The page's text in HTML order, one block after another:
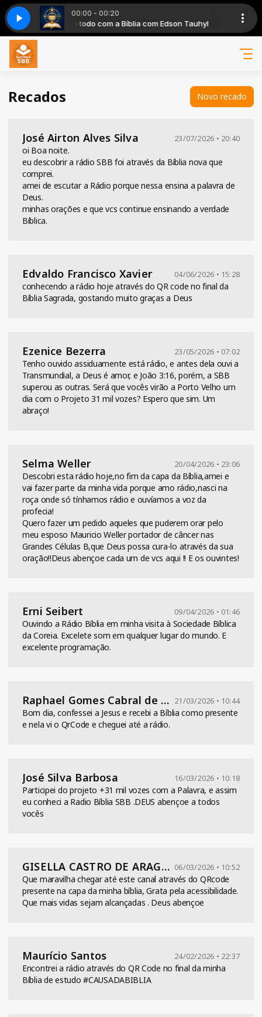
00:00 - 00:20
O ano todo com a Bíblia com Edson Tauhyl O ano todo
PROGRAMA O ANO TODO COM A BIBLIA
Recados Novo recado
José Airton Alves Silva 23/07/2026 • 20:40
oi Boa noite.
eu descobrir a rádio SBB foi através da Bíblia nova que
comprei.
amei de escutar a Rádio porque nessa ensina a palavra de
Deus.
minhas orações e que vcs continue ensinando a verdade
Bíblica.
Edvaldo Francisco Xavier 04/06/2026 • 15:28
conhecendo a rádio hoje através do QR code no final da
Bíblia Sagrada, gostando muito graças a Deus
Ezenice Bezerra 23/05/2026 • 07:02
Tenho ouvido assiduamente está rádio, e antes dela ouvi a
Transmundial, a Deus é amor, e João 3:16, porém, a SBB
superou as outras. Será que vocês virão a Porto Velho um
dia com o Projeto 31 mil vozes? Espero que sim. Um
abraço!
Selma Weller 20/04/2026 • 23:06
Descobri esta rádio hoje,no fim da capa da Bíblia,amei e
vai fazer parte da minha vida porque amo rádio,nasci na
roça onde só tínhamos rádio e ouvíamos a voz da
profecia!
Quero fazer um pedido aqueles que puderem orar pelo
meu esposo Mauricio Weller portador de câncer nas
Grandes Células B,que Deus possa cura-lo através da sua
oração!!Deus abençoe cada um de vcs aqui !! E os ouvintes!
Erni Seibert 09/04/2026 • 01:46
Ouvindo a Rádio Bíblia em minha visita à Sociedade Bíblica
da Coreia. Excelete som em qualquer lugar do mundo. E
excelente programação.
Raphael Gomes Cabral de Souza 21/03/2026 • 10:44
Bom dia, confessei a Jesus e recebi a Bíblia como presente
e nela vi o QrCode e cheguei até a rádio.
José Silva Barbosa 16/03/2026 • 10:18
Participei do projeto +31 mil vozes com a Palavra, e assim
eu conheci a Radio Bíblia SBB .DEUS abençoe a todos
vocês
GISELLA CASTRO DE ARAGAO 06/03/2026 • 10:52
Que maravilha chegar até este canal através do QRcode
presente na capa da minha bíblia, Grata pela acessibilidade.
Que mais vidas sejam alcançadas . Deus abençoe
Maurício Santos 24/02/2026 • 22:37
Encontrei a rádio através do QR Code no final da minha
Bíblia de estudo #CAUSADABIBLIA